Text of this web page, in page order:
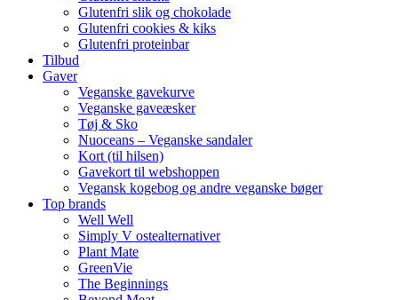
Glutenfri slik og chokolade
Glutenfri cookies & kiks
Glutenfri proteinbar
Tilbud
Gaver
Veganske gavekurve
Veganske gaveæsker
Tøj & Sko
Nuoceans – Veganske sandaler
Kort (til hilsen)
Gavekort til webshoppen
Vegansk kogebog og andre veganske bøger
Top brands
Well Well
Simply V ostealternativer
Plant Mate
GreenVie
The Beginnings